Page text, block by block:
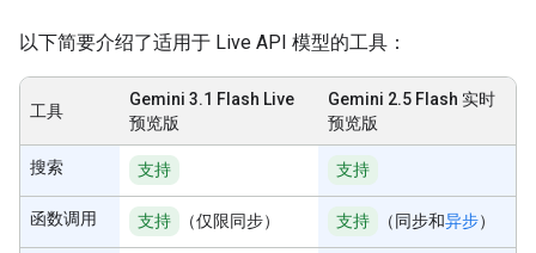
以下简要介绍了适用于 Live API 模型的工具：
工具
Gemini 3.1 Flash Live
预览版
Gemini 2.5 Flash 实时
预览版
搜索 支持 支持
函数调用 支持 （仅限同步） 支持 （同步和异步）